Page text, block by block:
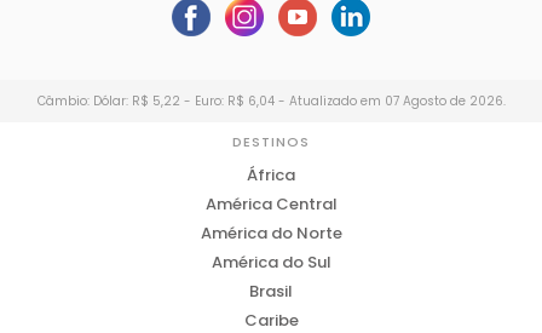
Câmbio: Dólar: R$ 5,22 - Euro: R$ 6,04 - Atualizado em 07 Agosto de 2026.
DESTINOS
África
América Central
América do Norte
América do Sul
Brasil
Caribe